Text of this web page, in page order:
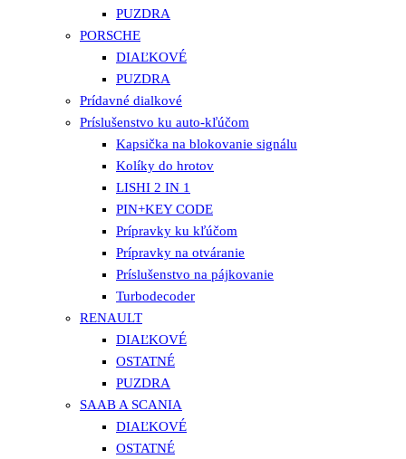
PUZDRA
PORSCHE
DIAĽKOVÉ
PUZDRA
Prídavné dialkové
Príslušenstvo ku auto-kľúčom
Kapsička na blokovanie signálu
Kolíky do hrotov
LISHI 2 IN 1
PIN+KEY CODE
Prípravky ku kľúčom
Prípravky na otváranie
Príslušenstvo na pájkovanie
Turbodecoder
RENAULT
DIAĽKOVÉ
OSTATNÉ
PUZDRA
SAAB A SCANIA
DIAĽKOVÉ
OSTATNÉ